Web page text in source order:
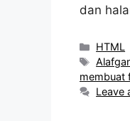
dan
HTML
Tags
membuat
Leave